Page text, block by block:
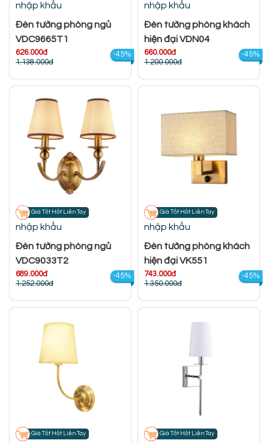
nhập khẩu
Đèn tường phòng ngủ
VDC9665T1
626.000đ
1.138.000đ
-45%
nhập khẩu
Đèn tường phòng khách
hiện đại VDN04
660.000đ
1.200.000đ
-45%
Giá Tốt Hốt Liền Tay
nhập khẩu
Đèn tường phòng ngủ
VDC9033T2
689.000đ
1.252.000đ
-45%
Giá Tốt Hốt Liền Tay
nhập khẩu
Đèn tường phòng khách
hiện đại VK551
743.000đ
1.350.000đ
-45%
Giá Tốt Hốt Liền Tay Giá Tốt Hốt Liền Tay